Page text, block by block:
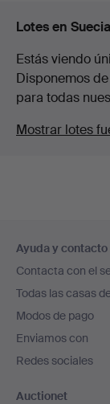
Lotes en Suecia
Estás viendo
Disponemos
para todas
Mostrar lotes
en
el
pie
de
página
Ayuda y contacto
Contacta con el
Todas las casas
Modos de pago
Enviamos con
Redes sociales
Auctionet